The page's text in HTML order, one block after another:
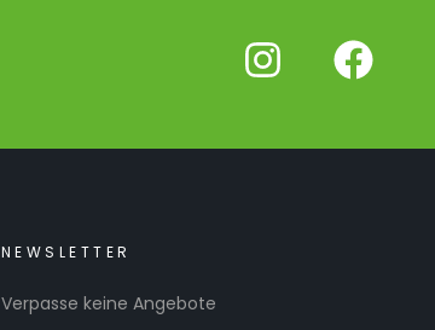
NEWSLETTER
Verpasse keine Angebote